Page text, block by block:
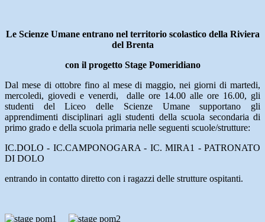
Le Scienze Umane entrano nel territorio scolastico della Riviera
del Brenta
con il progetto Stage Pomeridiano
Dal mese di ottobre fino al mese di maggio, nei giorni di martedi,
mercoledi, giovedi e venerdi, dalle ore 14.00 alle ore 16.00, gli
studenti del Liceo delle Scienze Umane supportano gli
apprendimenti disciplinari agli studenti della scuola secondaria di
primo grado e della scuola primaria nelle seguenti scuole/strutture:
IC.DOLO - IC.CAMPONOGARA - IC. MIRA1 - PATRONATO
DI DOLO
entrando in contatto diretto con i ragazzi delle strutture ospitanti.